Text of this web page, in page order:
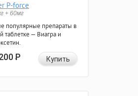
P-force
+ 60мг
популярные препараты в
таблетке — Виагра и
Р Купить